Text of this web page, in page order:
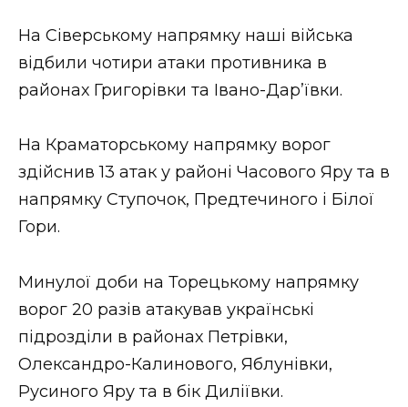
На Сіверському напрямку наші війська
відбили чотири атаки противника в
районах Григорівки та Івано-Дар’ївки.
На Краматорському напрямку ворог
здійснив 13 атак у районі Часового Яру та в
напрямку Ступочок, Предтечиного і Білої
Гори.
Минулої доби на Торецькому напрямку
ворог 20 разів атакував українські
підрозділи в районах Петрівки,
Олександро-Калинового, Яблунівки,
Русиного Яру та в бік Диліївки.